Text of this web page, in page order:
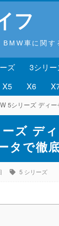
フ
BMW車に関
ズ 3シリ
X5 X6
5シリーズ ディ
ズ デ
タで徹
5 シリーズ